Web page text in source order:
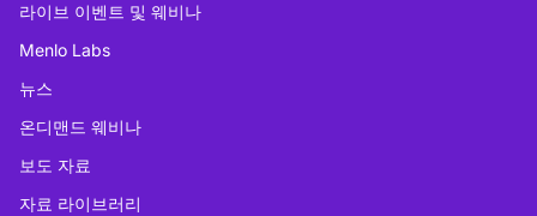
라이브 이벤트 및 웨비나
Menlo Labs
뉴스
온디맨드 웨비나
보도 자료
자료 라이브러리